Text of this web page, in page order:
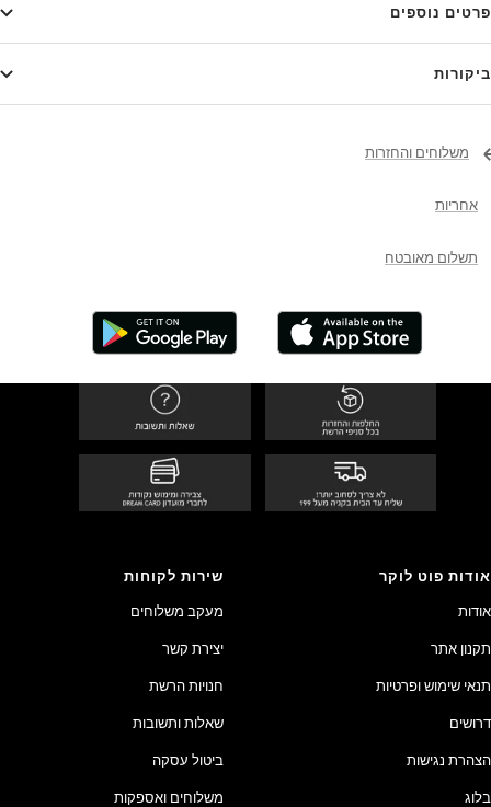
פרטים נוספים
ביקורות
משלוחים והחזרות
אחריות
תשלום מאובטח
אודות פוט לוקר
אודות
תקנון אתר
תנאי שימוש ופרטיות
דרושים
הצהרת נגישות
בלוג
שירות לקוחות
מעקב משלוחים
יצירת קשר
חנויות הרשת
שאלות ותשובות
ביטול עסקה
משלוחים ואספקות